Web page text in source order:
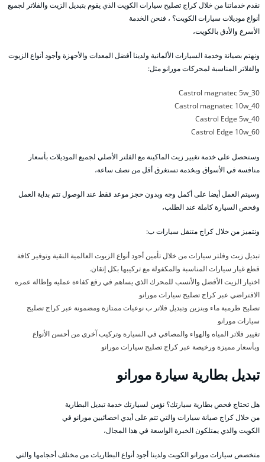
نقدم خدماتنا من خلال كراج تصليح سيارات الكويت الذي يقوم بتبديل الزيت والفلاتر لجميع
أنواع موديلات سيارات الكويت؟ ، فنحن الخدمة
الأسرع والأدق بالكويت،
ونهتم بصيانة وخدمة السيارات الألمانية ولدينا أفضل المعدات والأجهزة وأجود أنواع الزيوت
والفلاتر المناسبة لمحركات مورانو مثل:
Castrol magnatec 5w_30
Castrol magnatec 10w_40
Castrol Edge 5w_40
Castrol Edge 10w_60
وستحصل على خدمة تغيير زيت الماكينة مع الفلتر الأصلي لجميع الموديلات بأسعار
منافسة في الأسواق وبخدمة تستغرق أقل من نصف ساعة،
وسيتم العمل أيضا على أكمل وجه وبدون حجز موعد فقط عند الوصول تتم بداية العمل
وفحص السيارة كاملة عند الطلب،
ونتميز من خلال كراج متنقل سيارات ب:
تبديل زيت وفلتر سيارات من خلال تأمين أجود أنواع الزيوت العالمية النقية وتوفير كافة
قطع غيار سيارات المناسبة والمكفولة مع تركيبها بكل إتقان.
اختيار الزيت الأفضل والأنسب للمحرك الذي يساهم في رفع كفاءة عمليه وإطالة عمره
الافتراضي عبر كراج تصليح سيارات مورانو
تصليح طرمبة ماء وبنزين وتبديل فلاتر ب نوعيات ممتازة ومضمونة عبر كراج تصليح
سيارات مورانو
تغيير فلاتر المياه والهواء والمصافي في السيارة وتركيب آخرى من أحسن الأنواع
وبأسعار مميزة ورخيصة عبر كراج تصليح سيارات مورانو
تبديل بطارية سيارة مورانو
هل تحتاج فحص بطارية سيارتك؟ نؤمن لسيارتك خدمة تبديل البطارية
من خلال كراج صيانة سيارات والتي تتم على أيدي اخصائيين مورانو في
الكويت والذي يمتلكون الخبرة الواسعة في هذا المجال،
متخصص سيارات مورانو الكويت ولدينا أجود أنواع البطاريات من مختلف أحجامها والتي